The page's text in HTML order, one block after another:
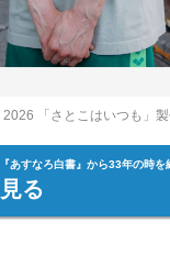
「さとこはいつも」
あすなろ白書』から33年の時を
る